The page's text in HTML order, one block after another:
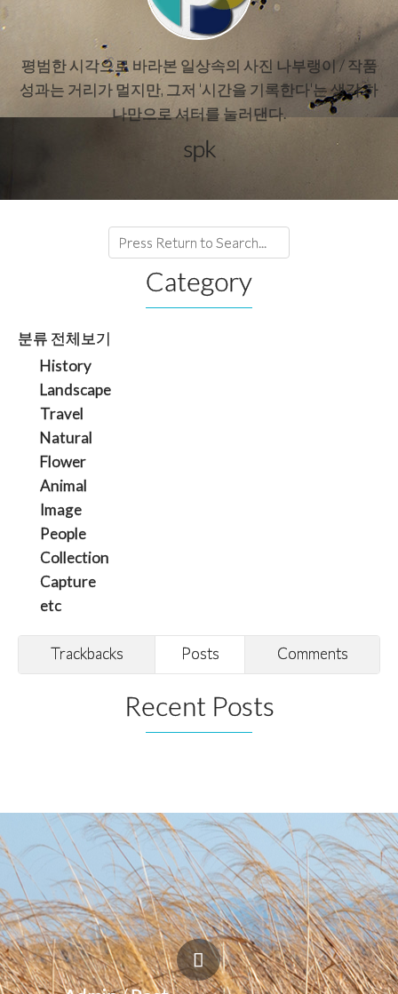
평범한 시각으로 바라본 일상속의 사진 나부랭이 / 작품
성과는 거리가 멀지만, 그저 '시간을 기록한다'는 생각 하
나만으로 셔터를 눌러댄다.
spk
Category
분류 전체보기
History
Landscape
Travel
Natural
Flower
Animal
Image
People
Collection
Capture
etc
Trackbacks Posts Comments
Recent Posts